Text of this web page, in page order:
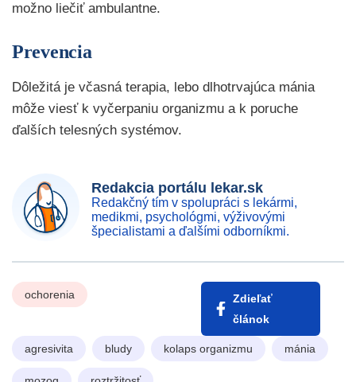
možno liečiť ambulantne.
Prevencia
Dôležitá je včasná terapia, lebo dlhotrvajúca mánia
môže viesť k vyčerpaniu organizmu a k poruche
ďalších telesných systémov.
Redakcia portálu lekar.sk
Redakčný tím v spolupráci s lekármi,
medikmi, psychológmi, výživovými
špecialistami a ďalšími odborníkmi.
ochorenia
Zdieľať
článok
agresivita bludy kolaps organizmu mánia